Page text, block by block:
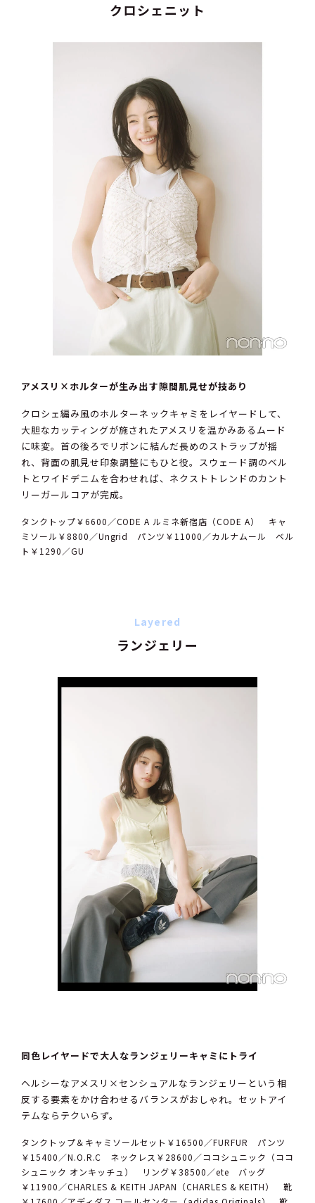
クロシェニット
アメスリ×ホルターが生み出す隙間肌見せが技あり
クロシェ編み風のホルターネックキャミをレイヤードして、
大胆なカッティングが施されたアメスリを温かみあるムード
に味変。首の後ろでリボンに結んだ長めのストラップが揺
れ、背面の肌見せ印象調整にもひと役。スウェード調のベル
トとワイドデニムを合わせれば、ネクストトレンドのカント
リーガールコアが完成。
タンクトップ￥6600／CODE A ルミネ新宿店（CODE A） キャ
ミソール￥8800／Ungrid パンツ￥11000／カルナムール ベル
ト￥1290／GU
Layered
ランジェリー
同色レイヤードで大人なランジェリーキャミにトライ
ヘルシーなアメスリ×センシュアルなランジェリーという相
反する要素をかけ合わせるバランスがおしゃれ。セットアイ
テムならテクいらず。
タンクトップ＆キャミソールセット￥16500／FURFUR パンツ
￥15400／N.O.R.C ネックレス￥28600／ココシュニック（ココ
シュニック オンキッチュ） リング￥38500／ete バッグ
￥11900／CHARLES & KEITH JAPAN（CHARLES & KEITH） 靴